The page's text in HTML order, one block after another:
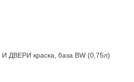
ДВЕРИ краска, база BW (0,75л)